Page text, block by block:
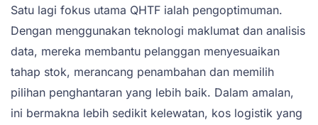
Satu lagi fokus utama QHTF ialah pengoptimuman.
Dengan menggunakan teknologi maklumat dan analisis
data, mereka membantu pelanggan menyesuaikan
tahap stok, merancang penambahan dan memilih
pilihan penghantaran yang lebih baik. Dalam amalan,
ini bermakna lebih sedikit kelewatan, kos logistik yang